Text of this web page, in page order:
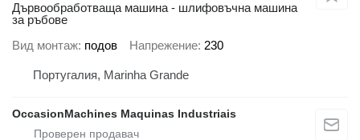
Дървообработваща машина - шлифовъчна машина
за ръбове
Вид монтаж подов Напрежение 230
Португалия, Marinha Grande
OccasionMachines Maquinas Industriais